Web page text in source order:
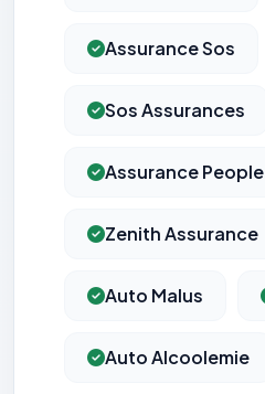
Assurance Sos
Sos Assurances
Assurance People
Zenith Assurance
Auto Malus
Auto Alcoolemie